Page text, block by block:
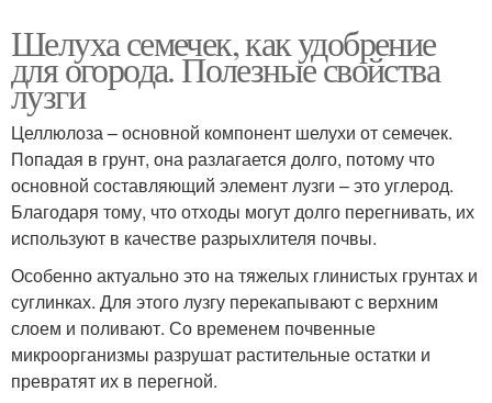
Шелуха семечек, как удобрение
для огорода. Полезные свойства
лузги
Целлюлоза – основной компонент шелухи от семечек.
Попадая в грунт, она разлагается долго, потому что
основной составляющий элемент лузги – это углерод.
Благодаря тому, что отходы могут долго перегнивать, их
используют в качестве разрыхлителя почвы.
Особенно актуально это на тяжелых глинистых грунтах и
суглинках. Для этого лузгу перекапывают с верхним
слоем и поливают. Со временем почвенные
микроорганизмы разрушат растительные остатки и
превратят их в перегной.